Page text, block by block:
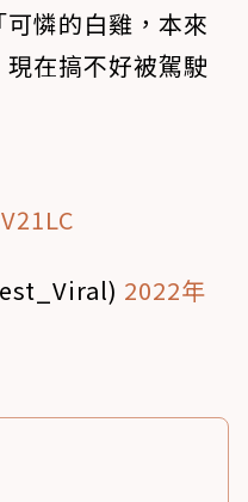
憐的白雞，本來
在搞不好被駕駛
2022年